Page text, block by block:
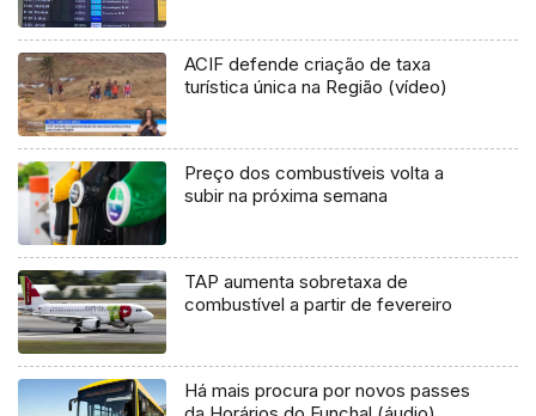
ACIF defende criação de taxa
turística única na Região (vídeo)
Preço dos combustíveis volta a
subir na próxima semana
TAP aumenta sobretaxa de
combustível a partir de fevereiro
Há mais procura por novos passes